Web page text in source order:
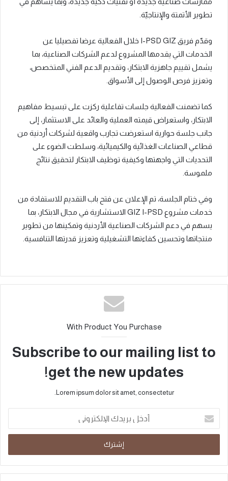
تطوير الأتمتة والإنتاجيّة.
وقدّم فريق I-PSD GIZ خلال الفعالية عرضا تفصيليا عن
الخدمات التي يقدمها المشروع لدعم الشركات الصناعية، بما
يشمل تقييم جاهزية الابتكار، وتقديم الدعم الفني المتخصص،
وتعزيز فرص الوصول إلى الأسواق.
كما تضمنت الفعالية جلسات تفاعلية ركزت على تبسيط مفاهيم
الابتكار، واستعراض قيمته العملية والعائد على الاستثمار، إلى
جانب جلسة حوارية استعرضت تجارب واقعية لشركات أردنية من
قطاعي الصناعات الغذائية والكيميائية، وسلطت الضوء على
التحديات التي واجهتها وكيفية توظيف الابتكار لتحقيق نتائج
ملموسة.
وفي ختام الجلسة، تم الإعلان عن فتح باب التقديم للاستفادة من
خدمات مشروع GIZ I-PSD الاستشارية في مجال الابتكار، بما
يسهم في دعم الشركات الصناعية الأردنية وتمكينها من تطوير
منتجاتها وتحسين كفاءتها التشغيلية وتعزيز قدرتها التنافسية.
With Product You Purchase
Subscribe to our mailing list to
get the new updates!
Lorem ipsum dolor sit amet, consectetur.